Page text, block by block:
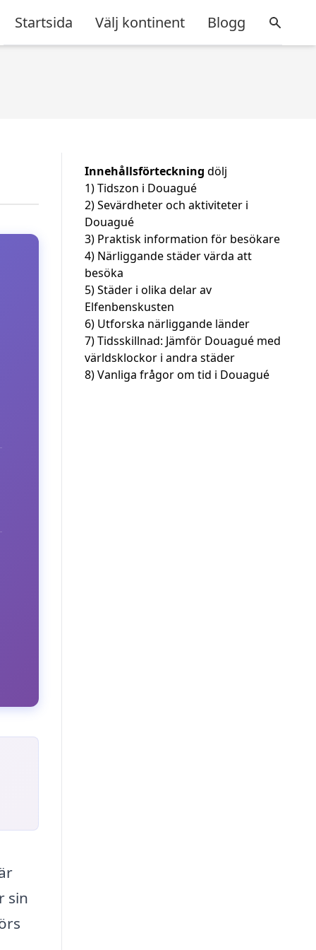
Startsida Välj kontinent Blogg
sin
Innehållsförteckning dölj
1)Tidszon i Douagué
2)Sevärdheter och aktiviteter i
Douagué
3) Praktisk information för besökare
4) Närliggande städer värda att
besöka
5)Städer i olika delar av
Elfenbenskusten
6) Utforska närliggande länder
7)Tidsskillnad: Jämför Douagué med
världsklockor i andra städer
8)Vanliga frågor om tid i Douagué